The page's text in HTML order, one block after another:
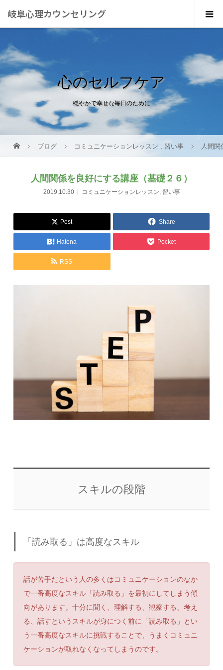
岐阜心理カウンセリング
心のセルフケア
穏やかで幸せな毎日のために
ブログ コミュニケーションレッスン , 習い事 人間関
人間関係を良好にする講座（基礎２６）
2019.10.30 コミュニケーションレッスン, 習い事
Post Share
Hatena Pocket
RSS
スキルの段階
「読み取る」は高度なスキル
話が苦手だという人の多くはコミュニケーションのなか
で一番高度なスキル「読み取る」を最初にしてしまう傾
向があります。十分に聞く、理解する、観察する、考え
る、話すというスキルが身につく前に「読み取る」とい
う一番高度なスキルに挑戦することで、うまくコミュニ
ケーションが取れなくなってしまうのです。